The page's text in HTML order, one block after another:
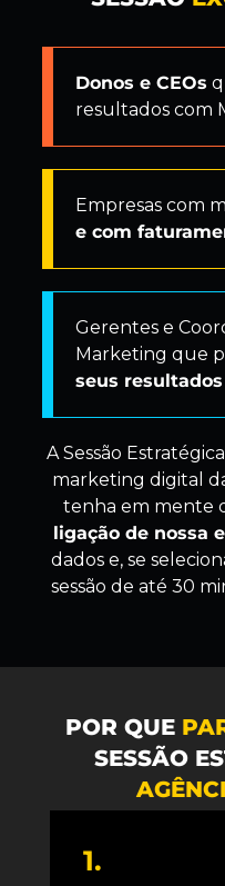
Donos e CEOs
resultados com
Empresas com
e com
Gerentes e
Marketing que
seus resultados
A Sessão
marketing digital
tenha em mente
ligação de nossa
dados e, se
sessão de até 30
POR QUE
SESSÃO
1.